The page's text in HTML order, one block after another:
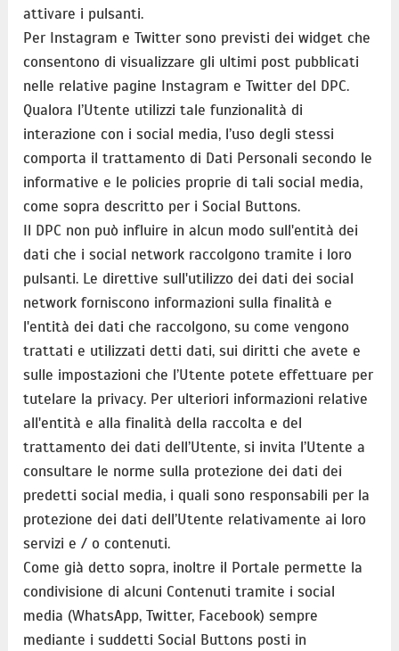
attivare i pulsanti.
Per Instagram e Twitter sono previsti dei widget che
consentono di visualizzare gli ultimi post pubblicati
nelle relative pagine Instagram e Twitter del DPC.
Qualora l’Utente utilizzi tale funzionalità di
interazione con i social media, l’uso degli stessi
comporta il trattamento di Dati Personali secondo le
informative e le policies proprie di tali social media,
come sopra descritto per i Social Buttons.
Il DPC non può influire in alcun modo sull'entità dei
dati che i social network raccolgono tramite i loro
pulsanti. Le direttive sull'utilizzo dei dati dei social
network forniscono informazioni sulla finalità e
l'entità dei dati che raccolgono, su come vengono
trattati e utilizzati detti dati, sui diritti che avete e
sulle impostazioni che l’Utente potete effettuare per
tutelare la privacy. Per ulteriori informazioni relative
all'entità e alla finalità della raccolta e del
trattamento dei dati dell’Utente, si invita l’Utente a
consultare le norme sulla protezione dei dati dei
predetti social media, i quali sono responsabili per la
protezione dei dati dell’Utente relativamente ai loro
servizi e / o contenuti.
Come già detto sopra, inoltre il Portale permette la
condivisione di alcuni Contenuti tramite i social
media (WhatsApp, Twitter, Facebook) sempre
mediante i suddetti Social Buttons posti in